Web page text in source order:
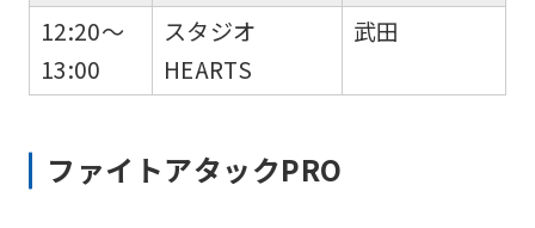
12:20～
13:00
スタジオ
HEARTS
武田
ファイトアタックPRO